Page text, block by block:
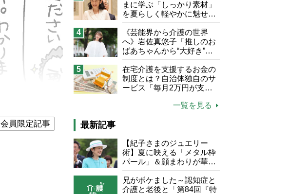
会員限定記事
「家での介護は“雑”でも気
にしない」
まに学ぶ「しっかり素材」
を夏らしく軽やかに魅せる
3つの着こなし法則
4
《芸能界から介護の世界
へ》岩佐真悠子「推しのお
ばあちゃんから“大好き”を
もらえる」理不尽さも吹き
飛ぶ“やりがい”、介護の現
場は「愛おしい」
5
在宅介護を支援するお金の
制度とは？自治体独自のサ
ービス「毎月2万円が支給
一覧を見る
最新記事
【紀子さまのジュエリー
術】夏に映える「メタル枠
パール」＆顔まわりが華や
ぐ「揺れる一粒」の使い分
け方
兄がボケました～認知症と
介護と老後と「第84回『特